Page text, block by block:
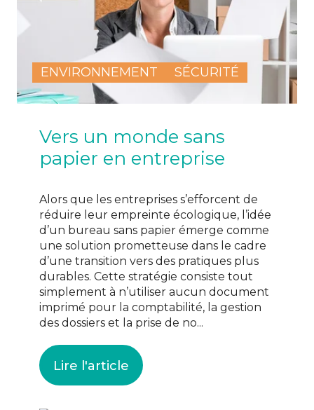
Vers un monde sans
papier en entreprise
Alors que les entreprises s’efforcent de
réduire leur empreinte écologique, l’idée
d’un bureau sans papier émerge comme
une solution prometteuse dans le cadre
d’une transition vers des pratiques plus
durables. Cette stratégie consiste tout
simplement à n’utiliser aucun document
imprimé pour la comptabilité, la gestion
des dossiers et la prise de no...
Lire l'article
ENVIRONNEMENT SÉCURITÉ